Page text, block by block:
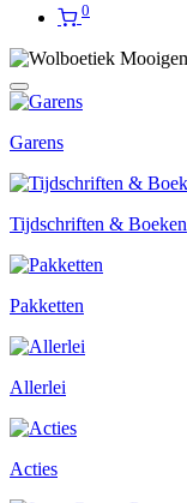
0
Garens
Tijdschriften & Boeken
Pakketten
Allerlei
Acties